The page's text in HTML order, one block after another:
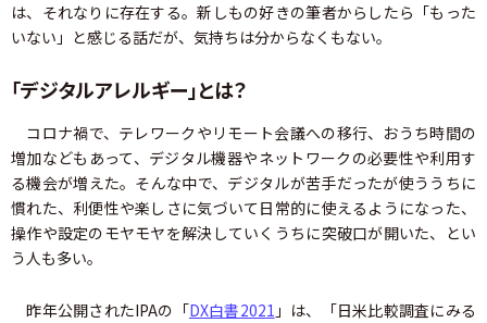
は、それなりに存在する。新しもの好きの筆者からしたら「もった
いない」と感じる話だが、気持ちは分からなくもない。
「デジタルアレルギー」とは？
コロナ禍で、テレワークやリモート会議への移行、おうち時間の
増加などもあって、デジタル機器やネットワークの必要性や利用す
る機会が増えた。そんな中で、デジタルが苦手だったが使ううちに
慣れた、利便性や楽しさに気づいて日常的に使えるようになった、
操作や設定のモヤモヤを解決していくうちに突破口が開いた、とい
う人も多い。
昨年公開されたIPAの「DX白書2021 」は、「日米比較調査にみる